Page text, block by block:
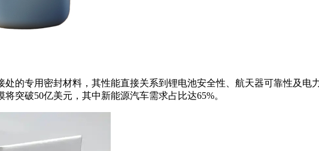
的专用密封材料，其性能直接关系到锂电池安全性、航天器可靠性及电
突破50亿美元，其中新能源汽车需求占比达65%。